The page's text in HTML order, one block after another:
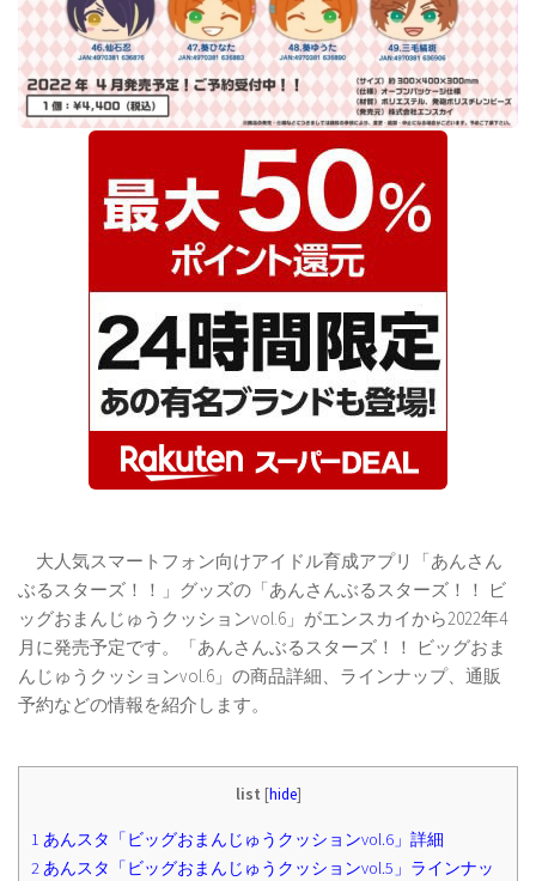
大人気スマートフォン向けアイドル育成アプリ「あんさん
ぶるスターズ！！」グッズの「あんさんぶるスターズ！！ ビ
ッグおまんじゅうクッションvol.6」がエンスカイから2022年4
月に発売予定です。「あんさんぶるスターズ！！ ビッグおま
んじゅうクッションvol.6」の商品詳細、ラインナップ、通販
予約などの情報を紹介します。
list [hide]
1 あんスタ「ビッグおまんじゅうクッションvol.6」詳細
2あんスタ「ビッグおまんじゅうクッションvol.5」ラインナッ